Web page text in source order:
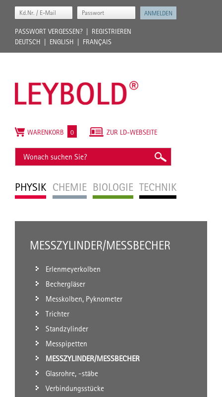
PASSWORT VERGESSEN?
REGISTRIEREN
DEUTSCH
ENGLISH FRANÇAIS
PHYSIK CHEMIE BIOLOGIE TECHNIK
ZUR LD-WEBSEITE
WARENKORB 0
MESSZYLINDER/MESSBECHER
Erlenmeyerkolben
Bechergläser
Messkolben, Pyknometer
Trichter
Standzylinder
Messpipetten
MESSZYLINDER/MESSBECHER
Glasrohre, -stäbe
Verbindungsstücke